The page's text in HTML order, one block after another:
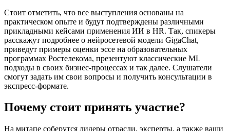
Стоит отметить, что все выступления основаны на
практическом опыте и будут подтверждены различными
прикладными кейсами применения ИИ в HR. Так, спикеры
расскажут подробнее о нейросетевой модели GigaChat,
приведут примеры оценки эссе на образовательных
программах Ростелекома, презентуют классические ML
подходы в своих бизнес-процессах и так далее. Слушатели
смогут задать им свои вопросы и получить консультации в
экспресс-формате.
Почему стоит принять участие?
На митапе соберутся лидеры отрасли, эксперты, а также ваши